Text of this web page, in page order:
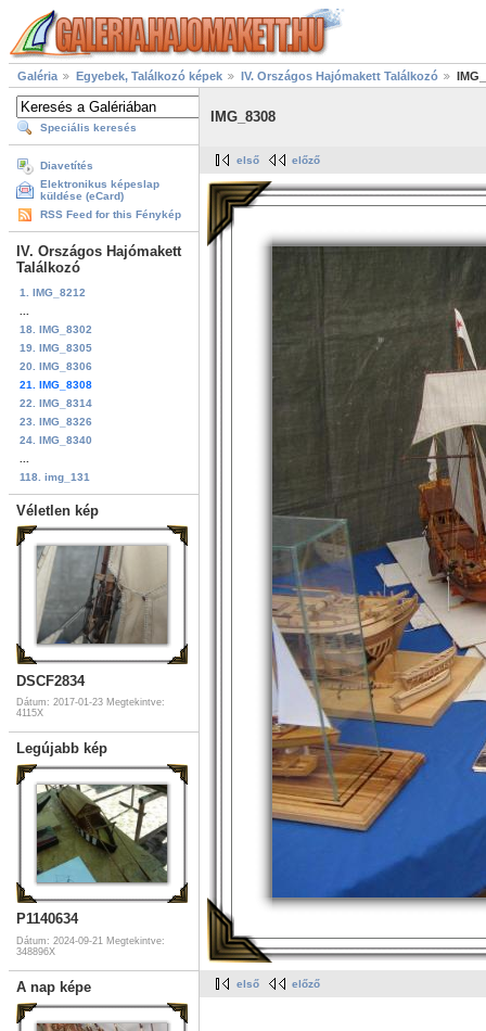
Galéria Egyebek, Találkozó képek IV. Országos Hajómakett Találkozó
Speciális keresés
Diavetítés
Elektronikus képeslap
küldése (eCard)
RSS Feed for this Fénykép
IV. Országos Hajómakett
Találkozó
1. IMG_8212
18. IMG_8302
19. IMG_8305
20. IMG_8306
21. IMG_8308
22. IMG_8314
23. IMG_8326
24. IMG_8340
118. img_131
Véletlen kép
DSCF2834
Dátum: 2017-01-23 Megtekintve:
4115X
Legújabb kép
P1140634
Dátum: 2024-09-21 Megtekintve:
348896X
A nap képe
IMG_8308
első előző
első előző